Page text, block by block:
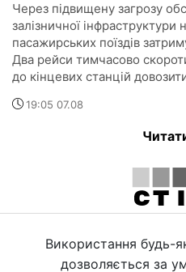
Через підвищену загрозу
залізничної
пасажирських поїздів
Два рейси тимчасово
до кінцевих станцій
19:05 07.08
Використання будь-
дозволяється за